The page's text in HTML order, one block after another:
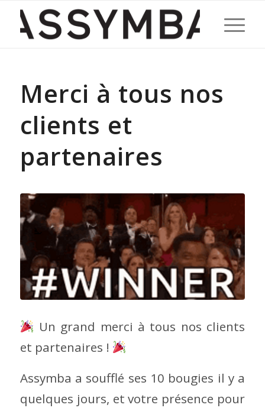
Merci à tous nos
clients et
partenaires
Un grand merci à tous nos clients
et partenaires !
Assymba a soufflé ses 10 bougies il y a
quelques jours, et votre présence pour